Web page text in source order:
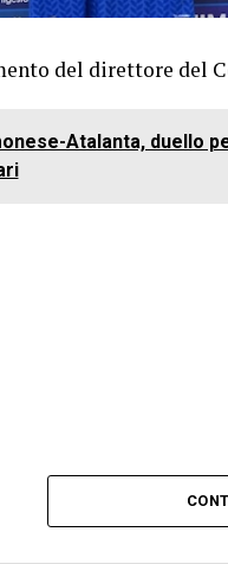
del direttore del
Atalanta, duello